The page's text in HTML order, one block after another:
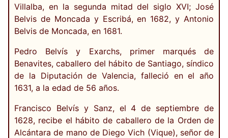
Villalba, en la segunda mitad del siglo XVI; José
Belvis de Moncada y Escribá, en 1682, y Antonio
Belvis de Moncada, en 1681.
Pedro Belvís y Exarchs, primer marqués de
Benavites, caballero del hábito de Santiago, síndico
de la Diputación de Valencia, falleció en el año
1631, a la edad de 56 años.
Francisco Belvís y Sanz, el 4 de septiembre de
1628, recibe el hábito de caballero de la Orden de
Alcántara de mano de Diego Vich (Vique), señor de